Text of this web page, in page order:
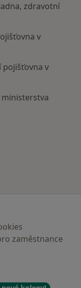
zdravotní
v
pojišťovna v
zaměstnance